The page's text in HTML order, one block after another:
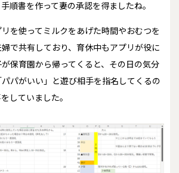
順書を作って妻の承認を得ましたね。
を使ってミルクをあげた時間やおむつを
で共有しており、育休中もアプリが役に
保育園から帰ってくると、その日の気分
パがいい」と遊び相手を指名してくるの
していました。